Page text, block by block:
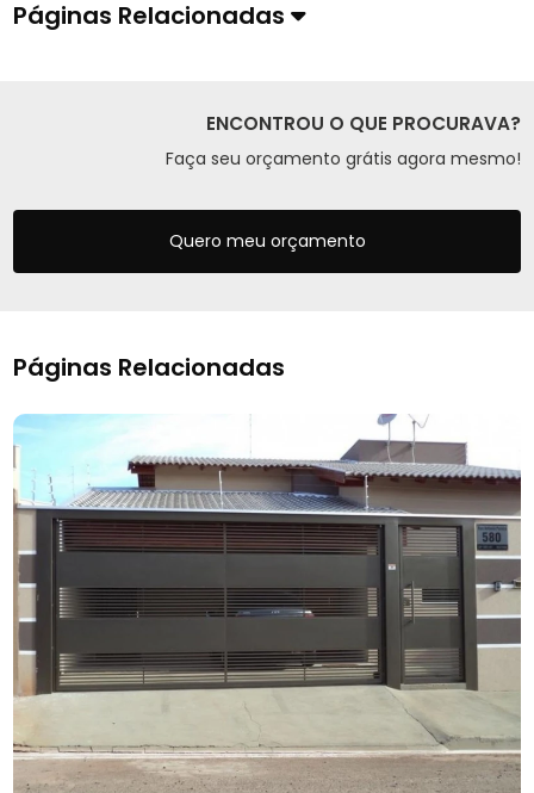
Páginas Relacionadas
ENCONTROU O QUE PROCURAVA?
Faça seu orçamento grátis agora mesmo!
Quero meu orçamento
Páginas Relacionadas